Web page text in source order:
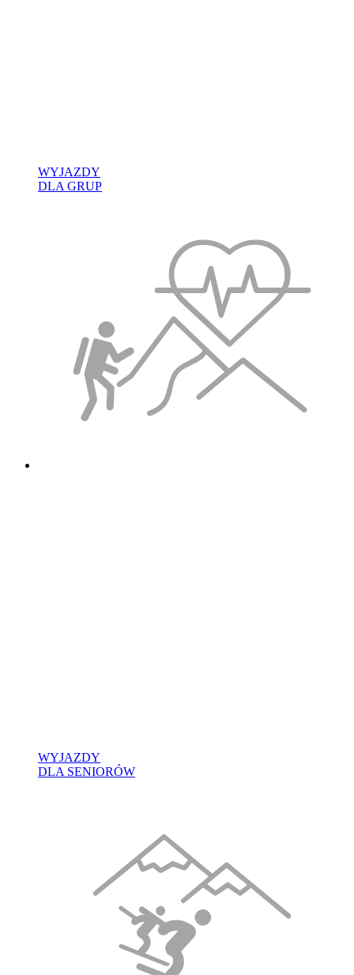
WYJAZDY
DLA GRUP
WYJAZDY
DLA SENIORÓW